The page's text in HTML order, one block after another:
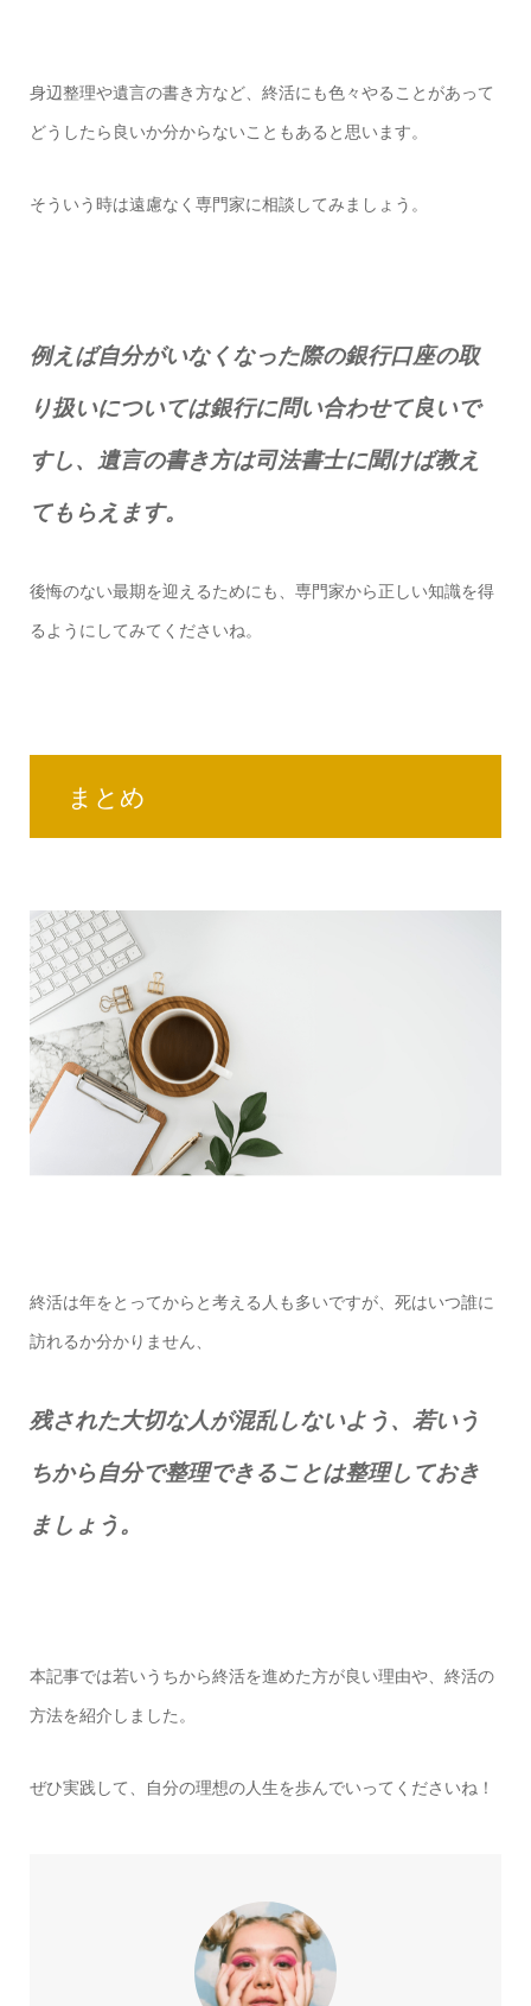
身辺整理や遺言の書き方など、終活にも色々やることがあって
どうしたら良いか分からないこともあると思います。
そういう時は遠慮なく専門家に相談してみましょう。
例えば自分がいなくなった際の銀行口座の取
り扱いについては銀行に問い合わせて良いで
すし、遺言の書き方は司法書士に聞けば教え
てもらえます。
後悔のない最期を迎えるためにも、専門家から正しい知識を得
るようにしてみてくださいね。
まとめ
終活は年をとってからと考える人も多いですが、死はいつ誰に
訪れるか分かりません、
残された大切な人が混乱しないよう、若いう
ちから自分で整理できることは整理しておき
ましょう。
本記事では若いうちから終活を進めた方が良い理由や、終活の
方法を紹介しました。
ぜひ実践して、自分の理想の人生を歩んでいってくださいね！